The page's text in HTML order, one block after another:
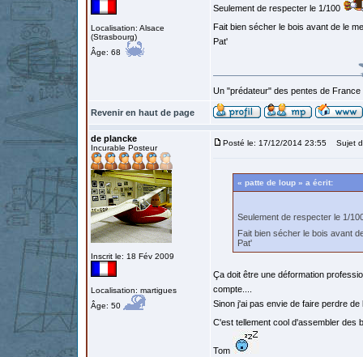
Localisation: Alsace
(Strasbourg)
Âge: 68
Seulement de respecter le 1/100
Fait bien sécher le bois avant de le
Pat'
Un "prédateur" des pentes de
Revenir en haut de page
de plancke
Incurable Posteur
Inscrit le: 18 Fév 2009
Localisation: martigues
Âge: 50
Posté le: 17/12/2014 23:55 Sujet
« patte de loup » a écrit:
Seulement de respecter le 1/
Fait bien sécher le bois avant
Pat'
Ça doit être une déformation
compte....
Sinon j'ai pas envie de faire perdre
C'est tellement cool d'assembler des
Tom